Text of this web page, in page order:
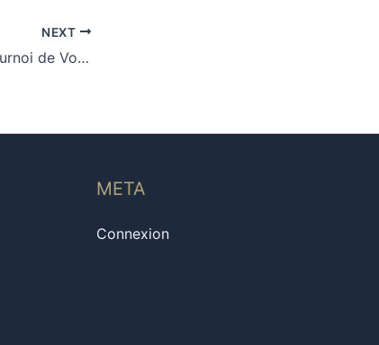
NEXT
du Dragon Guerrier !
META
Connexion